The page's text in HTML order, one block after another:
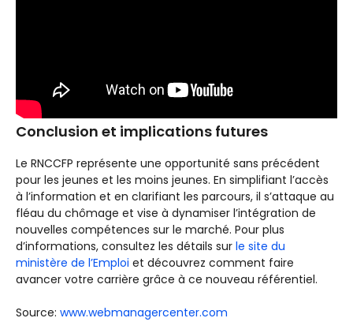
Conclusion et implications futures
Le RNCCFP représente une opportunité sans précédent
pour les jeunes et les moins jeunes. En simplifiant l’accès
à l’information et en clarifiant les parcours, il s’attaque au
fléau du chômage et vise à dynamiser l’intégration de
nouvelles compétences sur le marché. Pour plus
d’informations, consultez les détails sur le site du
ministère de l’Emploi et découvrez comment faire
avancer votre carrière grâce à ce nouveau référentiel.
Source: www.webmanagercenter.com